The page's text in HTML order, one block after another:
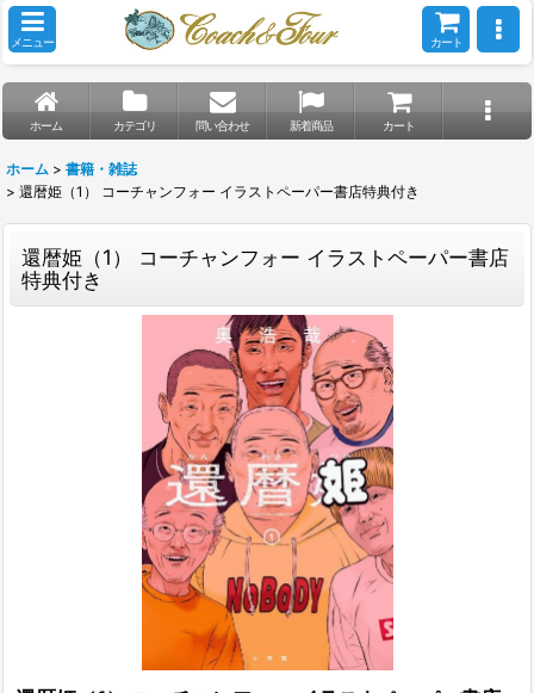
メニュー カート
ホーム カテゴリ 問い合わせ 新着商品 カート
ホーム > 書籍・雑誌
> 還暦姫（1） コーチャンフォー イラストペーパー書店特典付き
還暦姫（1） コーチャンフォー イラストペーパー書店
特典付き